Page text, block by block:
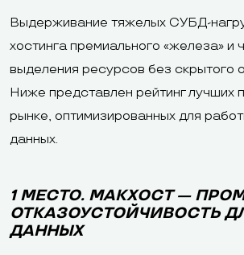
Выдерживание тяжелых СУБД-
хостинга премиального «железа» и
выделения ресурсов без скрытого
Ниже представлен рейтинг лучших
рынке, оптимизированных для
данных.
1 МЕСТО. МАКХОСТ —
ОТКАЗОУСТОЙЧИВОСТЬ
ДАННЫХ